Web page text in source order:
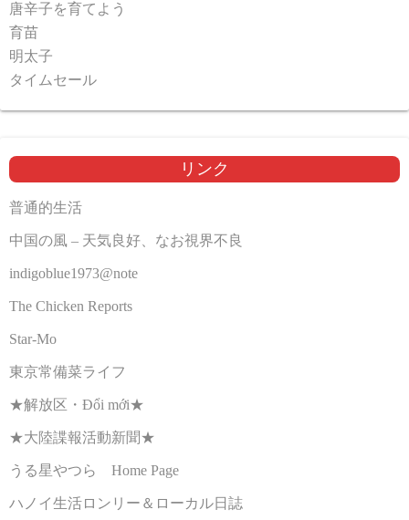
唐辛子を育てよう
育苗
明太子
タイムセール
リンク
普通的生活
中国の風 – 天気良好、なお視界不良
indigoblue1973@note
The Chicken Reports
Star-Mo
東京常備菜ライフ
★解放区・Đổi mới★
★大陸諜報活動新聞★
うる星やつら Home Page
ハノイ生活ロンリー＆ローカル日誌